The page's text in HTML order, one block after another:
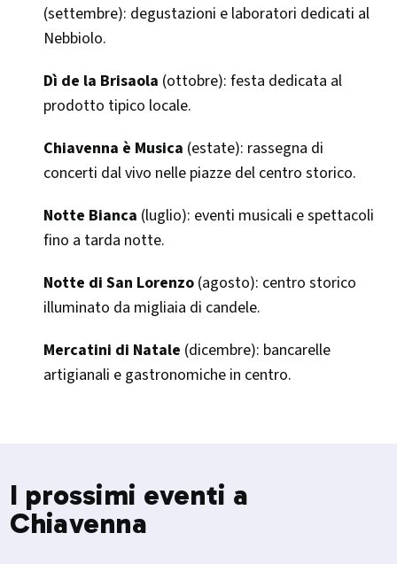
(settembre): degustazioni e laboratori dedicati al
Nebbiolo.
Dì de la Brisaola (ottobre): festa dedicata al
prodotto tipico locale.
Chiavenna è Musica (estate): rassegna di
concerti dal vivo nelle piazze del centro storico.
Notte Bianca (luglio): eventi musicali e spettacoli
fino a tarda notte.
Notte di San Lorenzo (agosto): centro storico
illuminato da migliaia di candele.
Mercatini di Natale (dicembre): bancarelle
artigianali e gastronomiche in centro.
I prossimi eventi a
Chiavenna